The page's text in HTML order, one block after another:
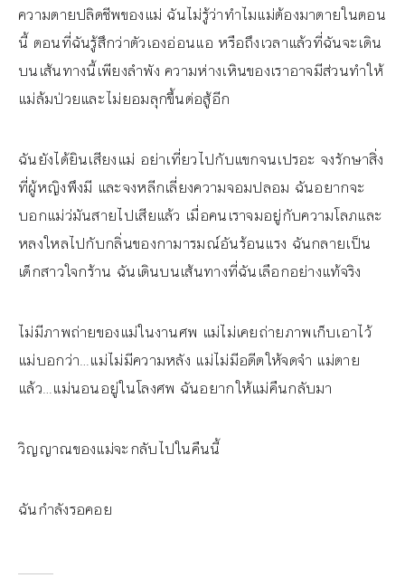
ความตายปลิดชีพของแม่ ฉันไม่รู้ว่าทำไมแม่ต้องมาตายในตอน
นี้ ตอนที่ฉันรู้สึกว่าตัวเองอ่อนแอ หรือถึงเวลาแล้วที่ฉันจะเดิน
บนเส้นทางนี้เพียงลำพัง ความห่างเหินของเราอาจมีส่วนทำให้
แม่ล้มป่วยและไม่ยอมลุกขึ้นต่อสู้อีก
ฉันยังได้ยินเสียงแม่ อย่าเที่ยวไปกับแขกจนเปรอะ จงรักษาสิ่ง
ที่ผู้หญิงพึงมี และจงหลีกเลี่ยงความจอมปลอม ฉันอยากจะ
บอกแม่ว่มันสายไปเสียแล้ว เมื่อคนเราจมอยู่กับความโลภและ
หลงใหลไปกับกลิ่นของกามารมณ์อันร้อนแรง ฉันกลายเป็น
เด็กสาวใจกร้าน ฉันเดินบนเส้นทางที่ฉันเลือกอย่างแท้จริง
ไม่มีภาพถ่ายของแม่ในงานศพ แม่ไม่เคยถ่ายภาพเก็บเอาไว้
แม่บอกว่า…แม่ไม่มีความหลัง แม่ไม่มีอดีตให้จดจำ แม่ตาย
แล้ว…แม่นอนอยู่ในโลงศพ ฉันอยากให้แม่คืนกลับมา
วิญญาณของแม่จะกลับไปในคืนนี้
ฉันกำลังรอคอย